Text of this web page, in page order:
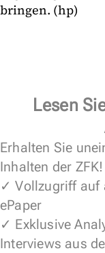
bringen. (hp)
Lesen
Erhalten Sie
Inhalten der ZFK!
✓ Vollzugriff auf
ePaper
✓ Exklusive
Interviews aus